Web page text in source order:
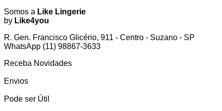
Somos a Like Lingerie
by Like4you
R. Gen. Francisco Glicério, 911 - Centro - Suzano - SP
WhatsApp (11) 98867-3633
Receba Novidades
Envios
Pode ser Útil